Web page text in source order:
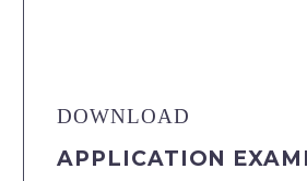
DOWNLOAD
APPLICATION